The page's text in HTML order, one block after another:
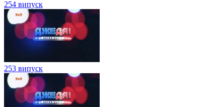
254 випуск
253 випуск